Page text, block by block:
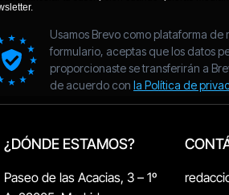
¿DÓNDE ESTAMOS?
Paseo de las Acacias, 3 – 1º